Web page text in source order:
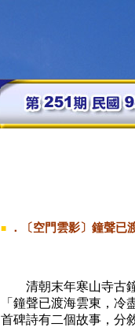
■ ．〔空門雲影〕鐘聲已
清朝末年寒山寺古鐘
「鐘聲已渡海雲東，
首碑詩有二個故事，分